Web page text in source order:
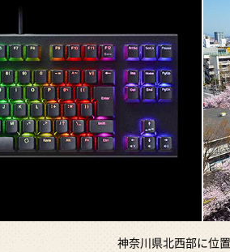
神奈川県北西部に位